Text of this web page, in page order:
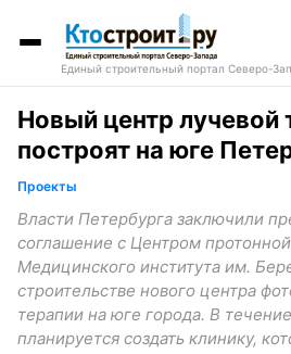
Единый строительный портал Северо-
Новый центр лучевой
построят на юге
Проекты
Власти Петербурга заключили
соглашение с Центром
Медицинского института им.
строительстве нового центра
терапии на юге города. В
планируется создать клинику,